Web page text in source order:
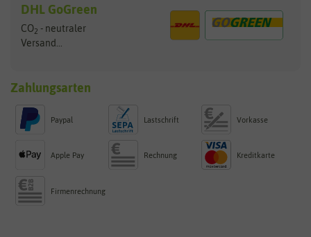
DHL GoGreen
CO2 - neutraler
Versand...
Zahlungsarten
Paypal Lastschrift Vorkasse
Apple Pay Rechnung Kreditkarte
Firmenrechnung